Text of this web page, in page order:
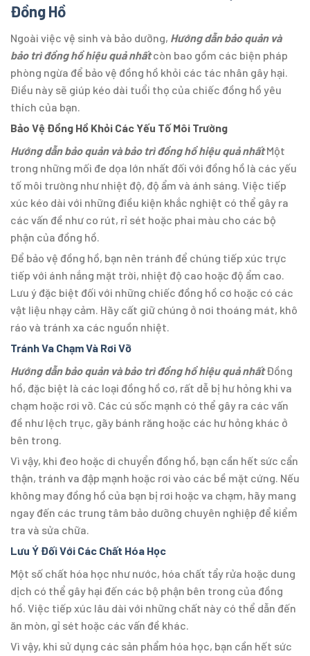
Đồng Hồ
Ngoài việc vệ sinh và bảo dưỡng, Hướng dẫn bảo quản và
bảo trì đồng hồ hiệu quả nhấtcòn bao gồm các biện pháp
phòng ngừa để bảo vệ đồng hồ khỏi các tác nhân gây hại.
Điều này sẽ giúp kéo dài tuổi thọ của chiếc đồng hồ yêu
thích của bạn.
Bảo Vệ Đồng Hồ Khỏi Các Yếu Tố Môi Trường
Hướng dẫn bảo quản và bảo trì đồng hồ hiệu quả nhấtMột
trong những mối đe dọa lớn nhất đối với đồng hồ là các yếu
tố môi trường như nhiệt độ, độ ẩm và ánh sáng. Việc tiếp
xúc kéo dài với những điều kiện khắc nghiệt có thể gây ra
các vấn đề như co rút, rỉ sét hoặc phai màu cho các bộ
phận của đồng hồ.
Để bảo vệ đồng hồ, bạn nên tránh để chúng tiếp xúc trực
tiếp với ánh nắng mặt trời, nhiệt độ cao hoặc độ ẩm cao.
Lưu ý đặc biệt đối với những chiếc đồng hồ cơ hoặc có các
vật liệu nhạy cảm. Hãy cất giữ chúng ở nơi thoáng mát, khô
ráo và tránh xa các nguồn nhiệt.
Tránh Va Chạm Và Rơi Vỡ
Hướng dẫn bảo quản và bảo trì đồng hồ hiệu quả nhấtĐồng
hồ, đặc biệt là các loại đồng hồ cơ, rất dễ bị hư hỏng khi va
chạm hoặc rơi vỡ. Các cú sốc mạnh có thể gây ra các vấn
đề như lệch trục, gãy bánh răng hoặc các hư hỏng khác ở
bên trong.
Vì vậy, khi đeo hoặc di chuyển đồng hồ, bạn cần hết sức cẩn
thận, tránh va đập mạnh hoặc rơi vào các bề mặt cứng. Nếu
không may đồng hồ của bạn bị rơi hoặc va chạm, hãy mang
ngay đến các trung tâm bảo dưỡng chuyên nghiệp để kiểm
tra và sửa chữa.
Lưu Ý Đối Với Các Chất Hóa Học
Một số chất hóa học như nước, hóa chất tẩy rửa hoặc dung
dịch có thể gây hại đến các bộ phận bên trong của đồng
hồ. Việc tiếp xúc lâu dài với những chất này có thể dẫn đến
ăn mòn, gỉ sét hoặc các vấn đề khác.
Vì vậy, khi sử dụng các sản phẩm hóa học, bạn cần hết sức